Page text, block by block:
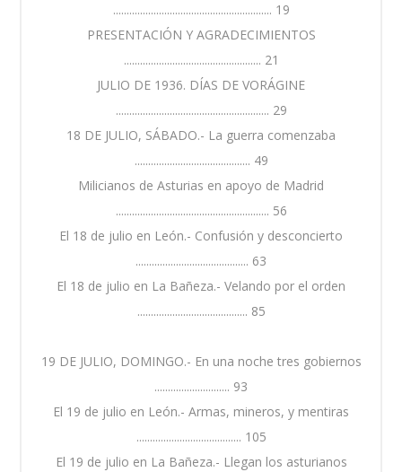
........................................................... 19
PRESENTACIÓN Y AGRADECIMIENTOS
................................................... 21
JULIO DE 1936. DÍAS DE VORÁGINE
......................................................... 29
18 DE JULIO, SÁBADO.- La guerra comenzaba
........................................... 49
Milicianos de Asturias en apoyo de Madrid
......................................................... 56
El 18 de julio en León.- Confusión y desconcierto
.......................................... 63
El 18 de julio en La Bañeza.- Velando por el orden
......................................... 85
19 DE JULIO, DOMINGO.- En una noche tres gobiernos
............................ 93
El 19 de julio en León.- Armas, mineros, y mentiras
....................................... 105
El 19 de julio en La Bañeza.- Llegan los asturianos